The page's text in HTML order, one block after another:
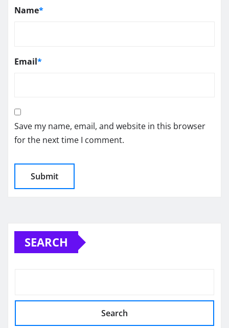
Name*
Email*
Save my name, email, and website in this browser
for the next time I comment.
SEARCH
Search